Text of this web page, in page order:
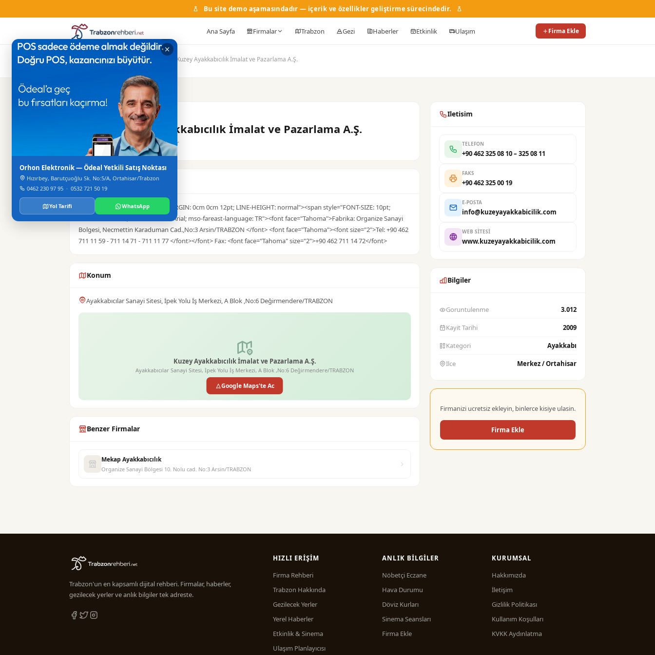
Bu site demo aşamasındadır — içerik ve özellikler geliştirme sürecindedir.
Ana Sayfa Firmalar Trabzon Gezi Haberler Etkinlik Ulaşım Firma Ekle
Ana Sayfa Firma Rehberi Ayakkabı Kuzey Ayakkabıcılık İmalat ve Pazarlama A.Ş.
AYAKKABI
Kuzey Ayakkabıcılık İmalat ve Pazarlama A.Ş.
Merkez / Ortahisar
Hakkinda
<p class="MsoNormal" style="MARGIN: 0cm 0cm 12pt; LINE-HEIGHT: normal"><span style="FONT-SIZE: 10pt;
COLOR: #333333; FONT-FAMILY: Arial; mso-fareast-language: TR"><font face="Tahoma">Fabrika: Organize Sanayi
Bolgesi, Necmettin Karaduman Cad.,No:3 Arsin/TRABZON </font> <font face="Tahoma"><font size="2">Tel: +90 462
711 11 59 - 711 14 71 - 711 11 77 </font></font> Fax: <font face="Tahoma" size="2">+90 462 711 14 72</font>
Konum
Ayakkabıcılar Sanayi Sitesi, İpek Yolu İş Merkezi, A Blok ,No:6 Değirmendere/TRABZON
Kuzey Ayakkabıcılık İmalat ve Pazarlama A.Ş.
Ayakkabıcılar Sanayi Sitesi, İpek Yolu İş Merkezi, A Blok ,No:6 Değirmendere/TRABZON
Google Maps'te Ac
Benzer Firmalar
Mekap Ayakkabıcılık
Organize Sanayi Bölgesi 10. Nolu cad. No:3 Arsin/TRABZON
Iletisim
TELEFON
+90 462 325 08 10 – 325 08 11
FAKS
+90 462 325 00 19
E-POSTA
info@kuzeyayakkabicilik.com
WEB SITESI
www.kuzeyayakkabicilik.com
Bilgiler
Goruntulenme 3.012
Kayit Tarihi 2009
Kategori Ayakkabı
Ilce Merkez / Ortahisar
Firmanizi ucretsiz ekleyin, binlerce kisiye ulasin.
Firma Ekle
Trabzon'un en kapsamlı dijital rehberi. Firmalar, haberler,
gezilecek yerler ve anlık bilgiler tek adreste.
HIZLI ERIŞIM
Firma Rehberi
Trabzon Hakkında
Gezilecek Yerler
Yerel Haberler
Etkinlik & Sinema
Ulaşım Planlayıcısı
ANLIK BILGILER
Nöbetçi Eczane
Hava Durumu
Döviz Kurları
Sinema Seansları
Firma Ekle
KURUMSAL
Hakkımızda
İletişim
Gizlilik Politikası
Kullanım Koşulları
KVKK Aydınlatma
Orhon Elektronik — Ödeal Yetkili Satış Noktası
Hızırbey, Barutçuoğlu Sk. No:5/A, Ortahisar/Trabzon
0462 230 97 95 · 0532 721 50 19
Yol Tarifi WhatsApp